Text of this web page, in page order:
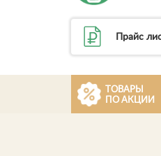
Прайс
ТОВАРЫ
ПО АКЦИИ